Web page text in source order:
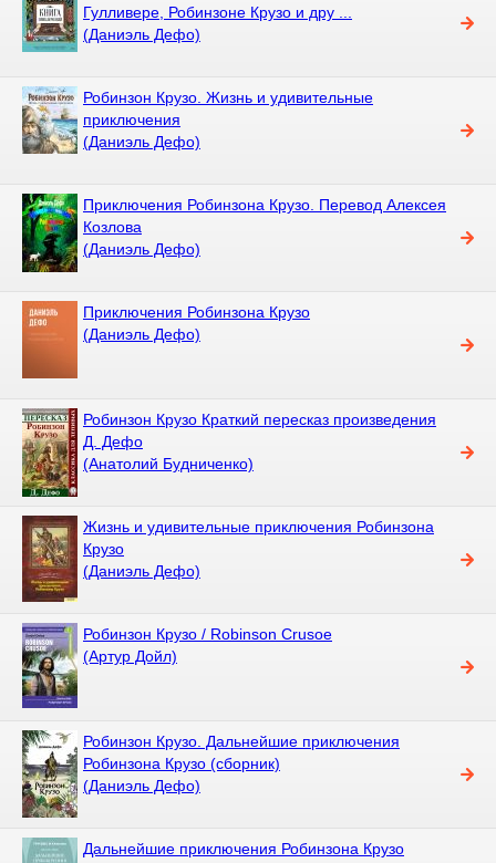
Гулливере, Робинзоне Крузо и дру ...
(Даниэль Дефо)
Робинзон Крузо. Жизнь и удивительные
приключения
(Даниэль Дефо)
Приключения Робинзона Крузо. Перевод Алексея
Козлова
(Даниэль Дефо)
Приключения Робинзона Крузо
(Даниэль Дефо)
Робинзон Крузо Краткий пересказ произведения
Д. Дефо
(Анатолий Будниченко)
Жизнь и удивительные приключения Робинзона
Крузо
(Даниэль Дефо)
Робинзон Крузо / Robinson Crusoe
(Артур Дойл)
Робинзон Крузо. Дальнейшие приключения
Робинзона Крузо (сборник)
(Даниэль Дефо)
Дальнейшие приключения Робинзона Крузо